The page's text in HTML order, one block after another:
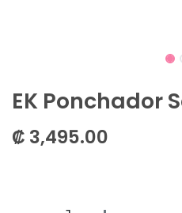
EK Ponchador
₡ 3,495.00